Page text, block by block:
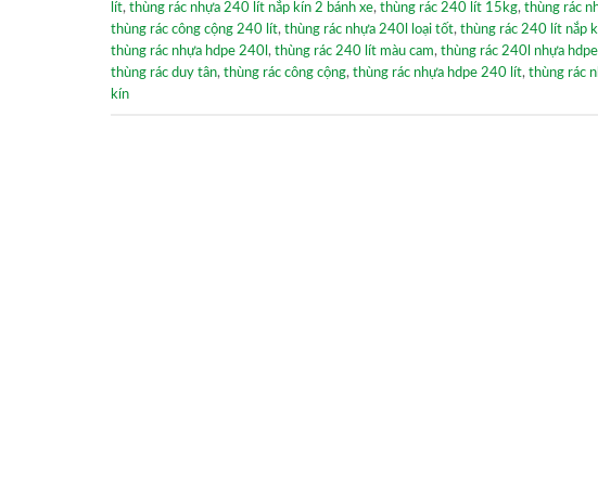
lít, thùng rác nhựa 240 lít nắp kín 2 bánh xe, thùng rác 240 lít 15kg, thùng rác
thùng rác công cộng 240 lít, thùng rác nhựa 240l loại tốt, thùng rác 240 lít nắp
thùng rác nhựa hdpe 240l , thùng rác 240 lít màu cam, thùng rác 240l nhựa hdpe
thùng rác duy tân, thùng rác công cộng, thùng rác nhựa hdpe 240 lít, thùng rác
kín